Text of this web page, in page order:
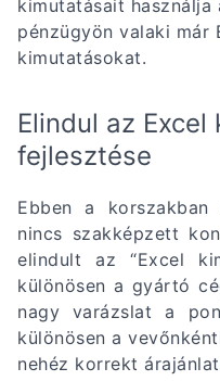
kimutatásait használja
pénzügyön valaki már
kimutatásokat.
Elindul az
fejlesztése
Ebben a
nincs szakképzett
elindult az “Excel
különösen a gyártó
nagy varázslat a
különösen a
nehéz korrekt